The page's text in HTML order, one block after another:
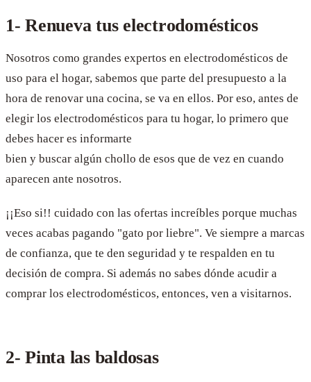
1- Renueva tus electrodomésticos
Nosotros como grandes expertos en electrodomésticos de
uso para el hogar, sabemos que parte del presupuesto a la
hora de renovar una cocina, se va en ellos. Por eso, antes de
elegir los electrodomésticos para tu hogar, lo primero que
debes hacer es informarte
bien y buscar algún chollo de esos que de vez en cuando
aparecen ante nosotros.
¡¡Eso si!! cuidado con las ofertas increíbles porque muchas
veces acabas pagando "gato por liebre". Ve siempre a marcas
de confianza, que te den seguridad y te respalden en tu
decisión de compra. Si además no sabes dónde acudir a
comprar los electrodomésticos, entonces, ven a visitarnos.
2- Pinta las baldosas